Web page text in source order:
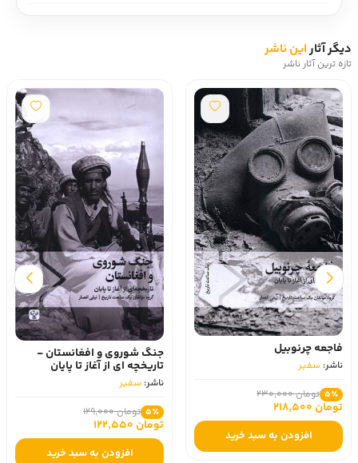
دیگر آثاراین ناشر
تازه ترین آثار ناشر
فاجعه چرنوبیل
ناشر: سفیر
5٪ تومان 230,000
تومان 218,500
افزودن به سبد خرید
جنگ شوروی و افغانستان -
تاریخچه ای از آغاز تا پایان
ناشر: سفیر
5٪ تومان 129,000
تومان 122,550
افزودن به سبد خرید